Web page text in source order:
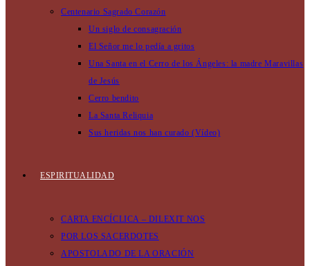
Centenario Sagrado Corazón
Un siglo de consagración
El Señor me lo pedía a gritos
Una Santa en el Cerro de los Ángeles: la madre Maravillas
de Jesús
Cerro bendito
La Santa Reliquia
Sus heridas nos han curado (Vídeo)
ESPIRITUALIDAD
CARTA ENCÍCLICA – DILEXIT NOS
POR LOS SACERDOTES
APOSTOLADO DE LA ORACIÓN